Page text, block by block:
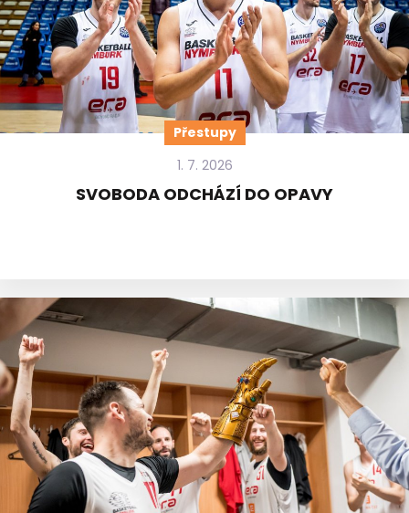
Přestupy
1. 7. 2026
SVOBODA ODCHÁZÍ DO OPAVY